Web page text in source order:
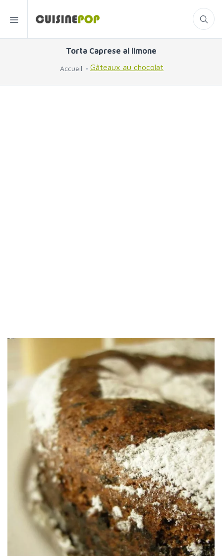
Torta Caprese al limone
Accueil Gâteaux au chocolat